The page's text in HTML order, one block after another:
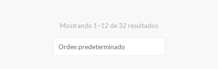
Mostrando 1–12 de 32 resultados